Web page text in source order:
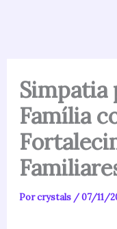
Simpatia
Família
Porcrystals /07/11/